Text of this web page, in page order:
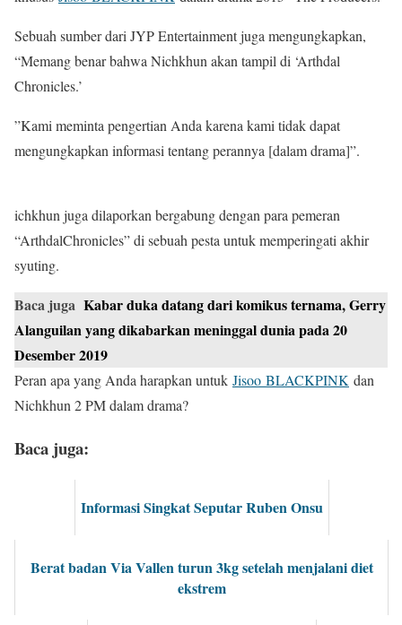
Sebuah sumber dari JYP Entertainment juga mengungkapkan,
“Memang benar bahwa Nichkhun akan tampil di ‘Arthdal ​​
Chronicles.’
”Kami meminta pengertian Anda karena kami tidak dapat
mengungkapkan informasi tentang perannya [dalam drama]”.
ichkhun juga dilaporkan bergabung dengan para pemeran
“Arthdal ​​Chronicles” di sebuah pesta untuk memperingati akhir
syuting.
Baca juga Kabar duka datang dari komikus ternama, Gerry
Alanguilan yang dikabarkan meninggal dunia pada 20
Desember 2019
Peran apa yang Anda harapkan untuk Jisoo BLACKPINK dan
Nichkhun 2 PM dalam drama?
Baca juga:
Informasi Singkat Seputar Ruben Onsu
Berat badan Via Vallen turun 3kg setelah menjalani diet
ekstrem